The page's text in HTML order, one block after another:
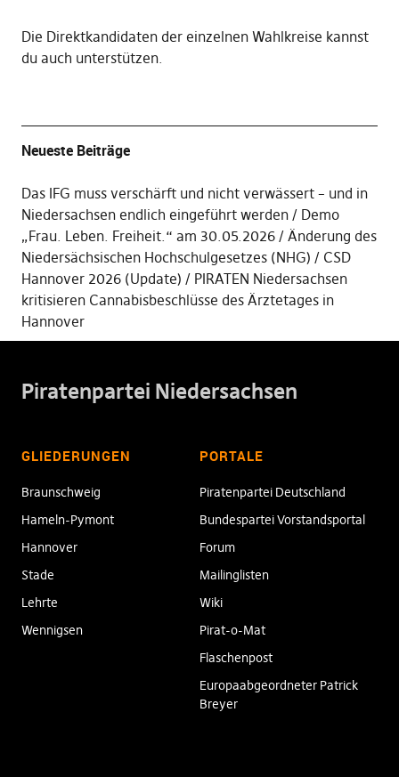
Die Direktkandidaten der einzelnen Wahlkreise kannst
du auch unterstützen.
Neueste Beiträge
Das IFG muss verschärft und nicht verwässert – und in
Niedersachsen endlich eingeführt werden
Demo
„Frau. Leben. Freiheit.“ am 30.05.2026
Änderung des
Niedersächsischen Hochschulgesetzes (NHG)
CSD
Hannover 2026 (Update)
PIRATEN Niedersachsen
kritisieren Cannabisbeschlüsse des Ärztetages in
Hannover
Piratenpartei Niedersachsen
GLIEDERUNGEN
Braunschweig
Hameln-Pymont
Hannover
Stade
Lehrte
Wennigsen
PORTALE
Piratenpartei Deutschland
Bundespartei Vorstandsportal
Forum
Mailinglisten
Wiki
Pirat-o-Mat
Flaschenpost
Europaabgeordneter Patrick
Breyer